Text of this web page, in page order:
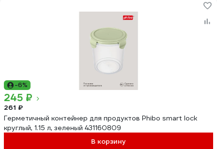
-6%
245 ₽
261 ₽
Герметичный контейнер для продуктов Phibo smart lock
круглый, 1.15 л, зеленый 431160809
В корзину